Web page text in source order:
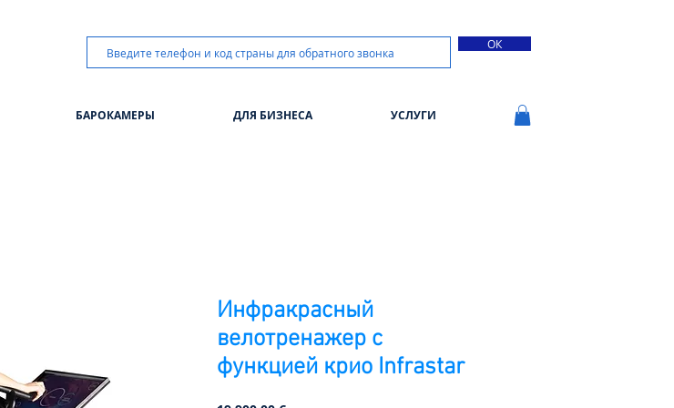
ОК
БАРОКАМЕРЫ ДЛЯ БИЗНЕСА УСЛУГИ
Инфракрасный
велотренажер с
функцией крио Infrastar